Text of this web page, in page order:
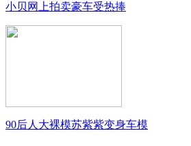
小贝网上拍卖豪车受热捧
90后人大裸模苏紫紫变身车模